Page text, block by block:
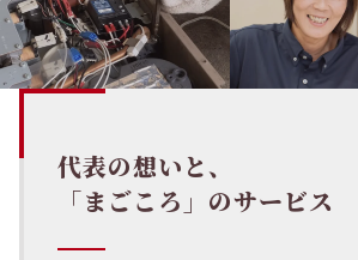
代表の想いと、
「まごころ」のサービス